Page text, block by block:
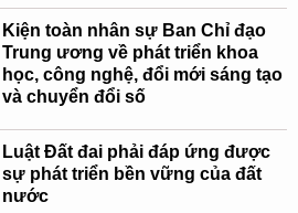
Kiện toàn nhân sự Ban Chỉ đạo
Trung ương về phát triển khoa
học, công nghệ, đổi mới sáng tạo
và chuyển đổi số
Luật Đất đai phải đáp ứng được
sự phát triển bền vững của đất
nước